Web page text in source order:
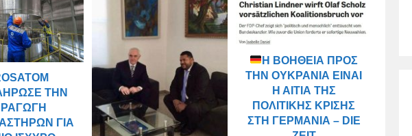
ΤΗΝ
ΓΙΑ
Η ΒΟΉΘΕΙΑ ΠΡΟΣ
ΤΗΝ ΟΥΚΡΑΝΊΑ ΕΊΝΑΙ
Η ΑΙΤΊΑ ΤΗΣ
ΠΟΛΙΤΙΚΉΣ ΚΡΊΣΗΣ
ΣΤΗ ΓΕΡΜΑΝΊΑ – DIE